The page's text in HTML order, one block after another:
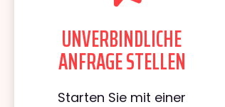
UNVERBINDLICHE
ANFRAGE STELLEN
Starten Sie mit einer